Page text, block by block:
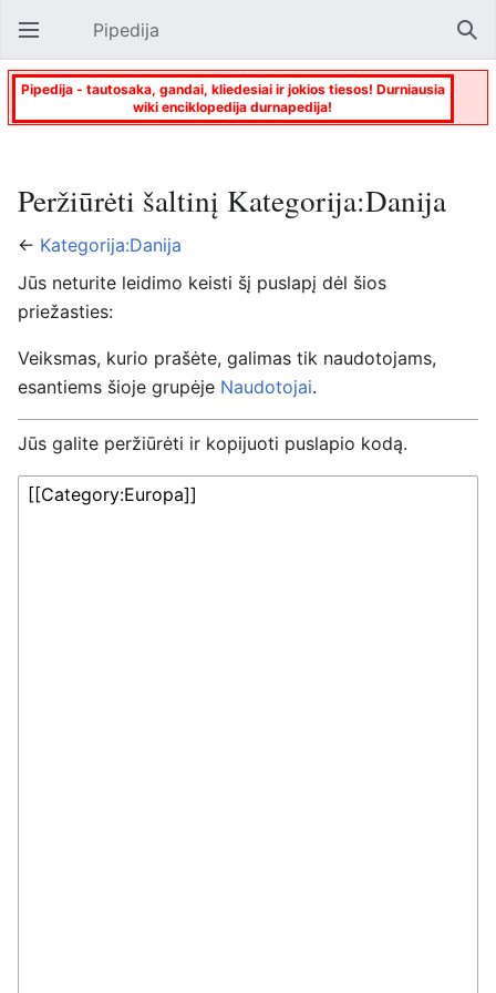
Atverti pagrindinį meniu Pipedija
Pipedija - tautosaka, gandai, kliedesiai ir jokios tiesos! Durniausia
wiki enciklopedija durnapedija!
Peržiūrėti šaltinį Kategorija:Danija
← Kategorija:Danija
Jūs neturite leidimo keisti šį puslapį dėl šios
priežasties:
Veiksmas, kurio prašėte, galimas tik naudotojams,
esantiems šioje grupėje Naudotojai.
Jūs galite peržiūrėti ir kopijuoti puslapio kodą.